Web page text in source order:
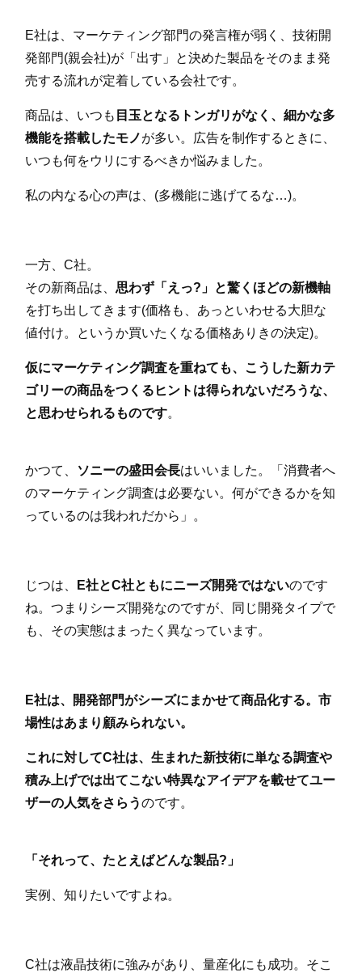
E社は、マーケティング部門の発言権が弱く、技術開
発部門(親会社)が「出す」と決めた製品をそのまま発
売する流れが定着している会社です。
商品は、いつも 目玉となるトンガリがなく、細かな多
機能を搭載したモノが多い。広告を制作するときに、
いつも何をウリにするべきか悩みました。
私の内なる心の声は、(多機能に逃げてるな…)。
一方、C社。
その新商品は、思わず「えっ?」と驚くほどの新機軸
を打ち出してきます(価格も、あっといわせる大胆な
値付け。というか買いたくなる価格ありきの決定)。
仮にマーケティング調査を重ねても、こうした新カテ
ゴリーの商品をつくるヒントは得られないだろうな、
と思わせられるものです。
かつて、 ソニーの盛田会長はいいました。「消費者へ
のマーケティング調査は必要ない。何ができるかを知
っているのは我われだから」。
じつは、 E社とC社ともにニーズ開発ではないのです
ね。つまりシーズ開発なのですが、同じ開発タイプで
も、その実態はまったく異なっています。
E社は、開発部門がシーズにまかせて商品化する。市
場性はあまり顧みられない。
これに対してC社は、生まれた新技術に単なる調査や
積み上げでは出てこない特異なアイデアを載せてユー
ザーの人気をさらうのです。
「それって、たとえばどんな製品?」
実例、知りたいですよね。
C社は液晶技術に強みがあり、量産化にも成功。そこ